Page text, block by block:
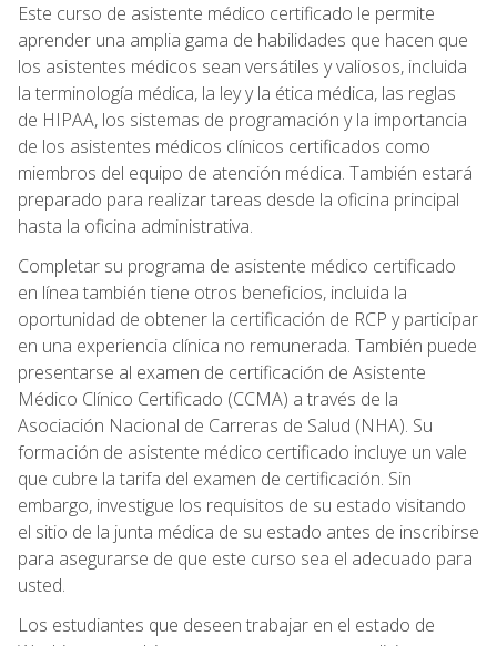
Este curso de asistente médico certificado le permite
aprender una amplia gama de habilidades que hacen que
los asistentes médicos sean versátiles y valiosos, incluida
la terminología médica, la ley y la ética médica, las reglas
de HIPAA, los sistemas de programación y la importancia
de los asistentes médicos clínicos certificados como
miembros del equipo de atención médica. También estará
preparado para realizar tareas desde la oficina principal
hasta la oficina administrativa.
Completar su programa de asistente médico certificado
en línea también tiene otros beneficios, incluida la
oportunidad de obtener la certificación de RCP y participar
en una experiencia clínica no remunerada. También puede
presentarse al examen de certificación de Asistente
Médico Clínico Certificado (CCMA) a través de la
Asociación Nacional de Carreras de Salud (NHA). Su
formación de asistente médico certificado incluye un vale
que cubre la tarifa del examen de certificación. Sin
embargo, investigue los requisitos de su estado visitando
el sitio de la junta médica de su estado antes de inscribirse
para asegurarse de que este curso sea el adecuado para
usted.
Los estudiantes que deseen trabajar en el estado de